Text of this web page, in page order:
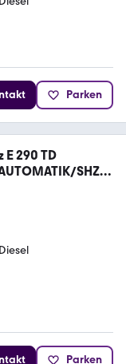
Parken
E 290 TD
SHZ/T
Diesel
Parken